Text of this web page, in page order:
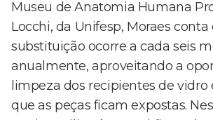
Museu de Anatomia Humana
Locchi, da Unifesp, Moraes conta
substituição ocorre a cada seis
anualmente, aproveitando a
limpeza dos recipientes de vidro
que as peças ficam expostas.